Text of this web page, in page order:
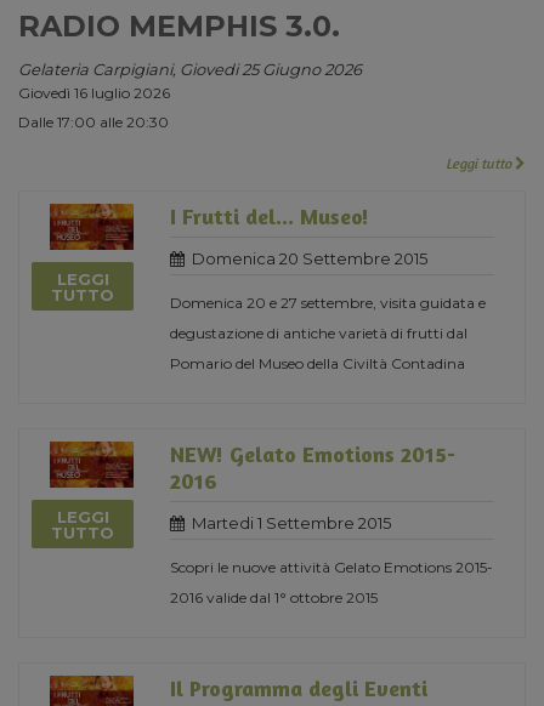
RADIO MEMPHIS 3.0.
Gelateria Carpigiani, Giovedi 25 Giugno 2026
Giovedì 16 luglio 2026
Dalle 17:00 alle 20:30
Leggi tutto
LEGGI
TUTTO
I Frutti del... Museo!
Domenica 20 Settembre 2015
Domenica 20 e 27 settembre, visita guidata e
degustazione di antiche varietà di frutti dal
Pomario del Museo della Civiltà Contadina
LEGGI
TUTTO
NEW! Gelato Emotions 2015-
2016
Martedi 1 Settembre 2015
Scopri le nuove attività Gelato Emotions 2015-
2016 valide dal 1° ottobre 2015
Il Programma degli Eventi